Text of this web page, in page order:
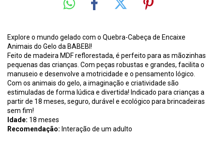
Explore o mundo gelado com o Quebra-Cabeça de Encaixe
Animais do Gelo da BABEBI!
Feito de madeira MDF reflorestada, é perfeito para as mãozinhas
pequenas das crianças. Com peças robustas e grandes, facilita o
manuseio e desenvolve a motricidade e o pensamento lógico.
Com os animais do gelo, a imaginação e criatividade são
estimuladas de forma lúdica e divertida! Indicado para crianças a
partir de 18 meses, seguro, durável e ecológico para brincadeiras
sem fim!
Idade: 18 meses
Recomendação: Interação de um adulto